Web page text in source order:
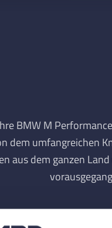
BMW M
dem umfangreichen
aus dem ganzen